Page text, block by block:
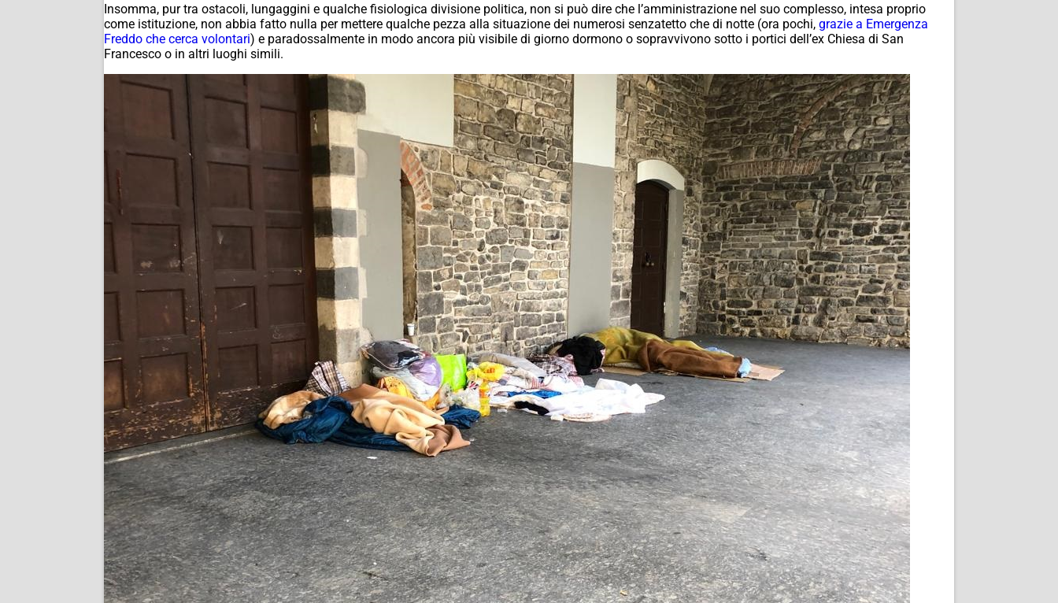
Insomma, pur tra ostacoli, lungaggini e qualche fisiologica divisione politica, non si può dire che l’amministrazione nel suo complesso, intesa proprio
come istituzione, non abbia fatto nulla per mettere qualche pezza alla situazione dei numerosi senzatetto che di notte (ora pochi, grazie a Emergenza
Freddo che cerca volontari) e paradossalmente in modo ancora più visibile di giorno dormono o sopravvivono sotto i portici dell’ex Chiesa di San
Francesco o in altri luoghi simili.